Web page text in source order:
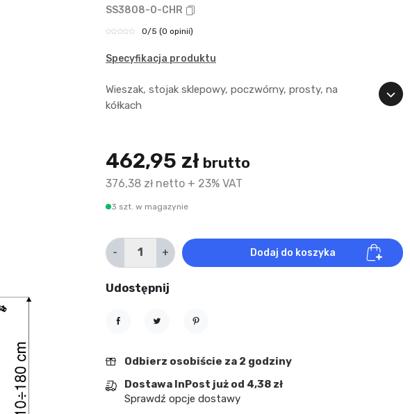
SS3808-0-CHR
0/5 (0 opinii)
Specyfikacja produktu
Wieszak, stojak sklepowy, poczwórny, prosty, na
kółkach
462,95 zł brutto
376,38 zł netto + 23% VAT
3 szt. w magazynie
- + Dodaj do koszyka
Udostępnij
Odbierz osobiście za 2 godziny
Dostawa InPost już od 4,38 zł
Sprawdź opcje dostawy